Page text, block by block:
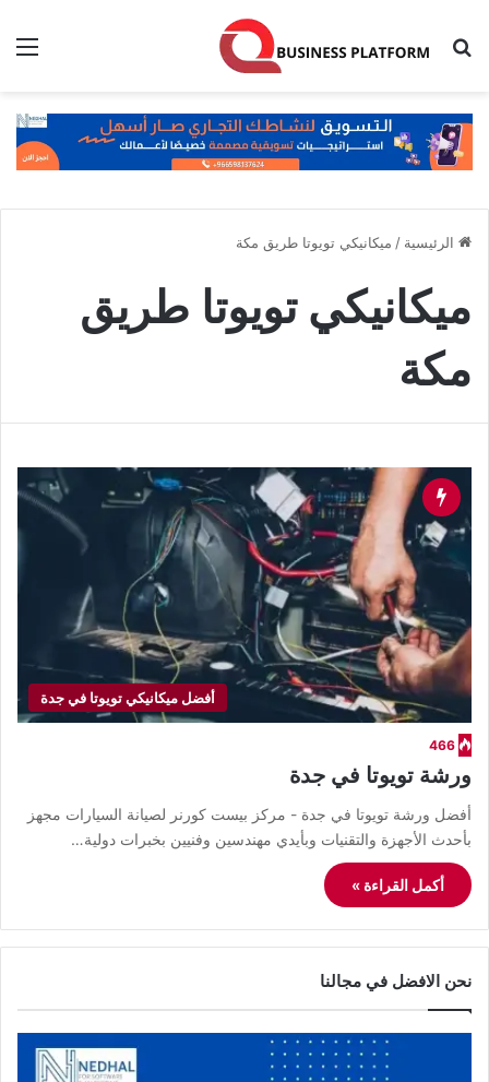
بحث عن
الرئيسية / ميكانيكي تويوتا طريق مكة
ميكانيكي تويوتا طريق
مكة
أفضل ميكانيكي تويوتا في جدة
466
ورشة تويوتا في جدة
أفضل ورشة تويوتا في جدة - مركز بيست كورنر لصيانة السيارات مجهز
بأحدث الأجهزة والتقنيات وبأيدي مهندسين وفنيين بخبرات دولية…
أكمل القراءة »
نحن الافضل في مجالنا